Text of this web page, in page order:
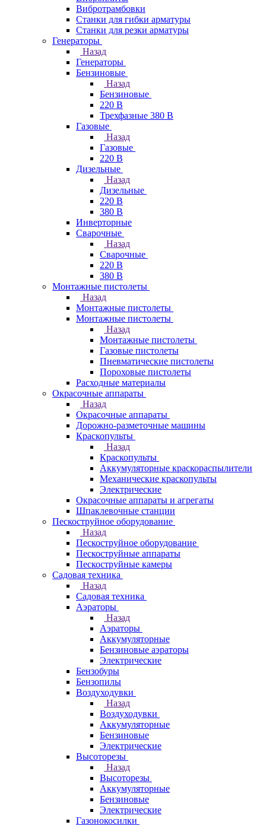
Вибротрамбовки
Станки для гибки арматуры
Станки для резки арматуры
Генераторы
Назад
Генераторы
Бензиновые
Назад
Бензиновые
220 В
Трехфазные 380 В
Газовые
Назад
Газовые
220 В
Дизельные
Назад
Дизельные
220 В
380 В
Инверторные
Сварочные
Назад
Сварочные
220 В
380 В
Монтажные пистолеты
Назад
Монтажные пистолеты
Монтажные пистолеты
Назад
Монтажные пистолеты
Газовые пистолеты
Пневматические пистолеты
Пороховые пистолеты
Расходные материалы
Окрасочные аппараты
Назад
Окрасочные аппараты
Дорожно-разметочные машины
Краскопульты
Назад
Краскопульты
Аккумуляторные краскораспылители
Механические краскопульты
Электрические
Окрасочные аппараты и агрегаты
Шпаклевочные станции
Пескоструйное оборудование
Назад
Пескоструйное оборудование
Пескоструйные аппараты
Пескоструйные камеры
Садовая техника
Назад
Садовая техника
Аэраторы
Назад
Аэраторы
Аккумуляторные
Бензиновые аэраторы
Электрические
Бензобуры
Бензопилы
Воздуходувки
Назад
Воздуходувки
Аккумуляторные
Бензиновые
Электрические
Высоторезы
Назад
Высоторезы
Аккумуляторные
Бензиновые
Электрические
Газонокосилки